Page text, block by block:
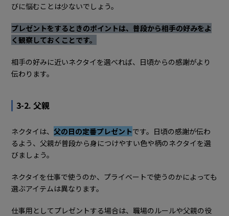
びに悩むことは少ないでしょう。
プレゼントをするときのポイントは、普段から相手の好みをよ
く観察しておくことです。
相手の好みに近いネクタイを選べれば、日頃からの感謝がより
伝わります。
3-2. 父親
ネクタイは、父の日の定番プレゼントです。日頃の感謝が伝わ
るよう、父親が普段から身につけやすい色や柄のネクタイを選
びましょう。
ネクタイを仕事で使うのか、プライベートで使うのかによっても
選ぶアイテムは異なります。
仕事用としてプレゼントする場合は、職場のルールや父親の役